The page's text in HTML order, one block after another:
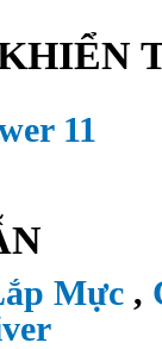
11
Mực ,